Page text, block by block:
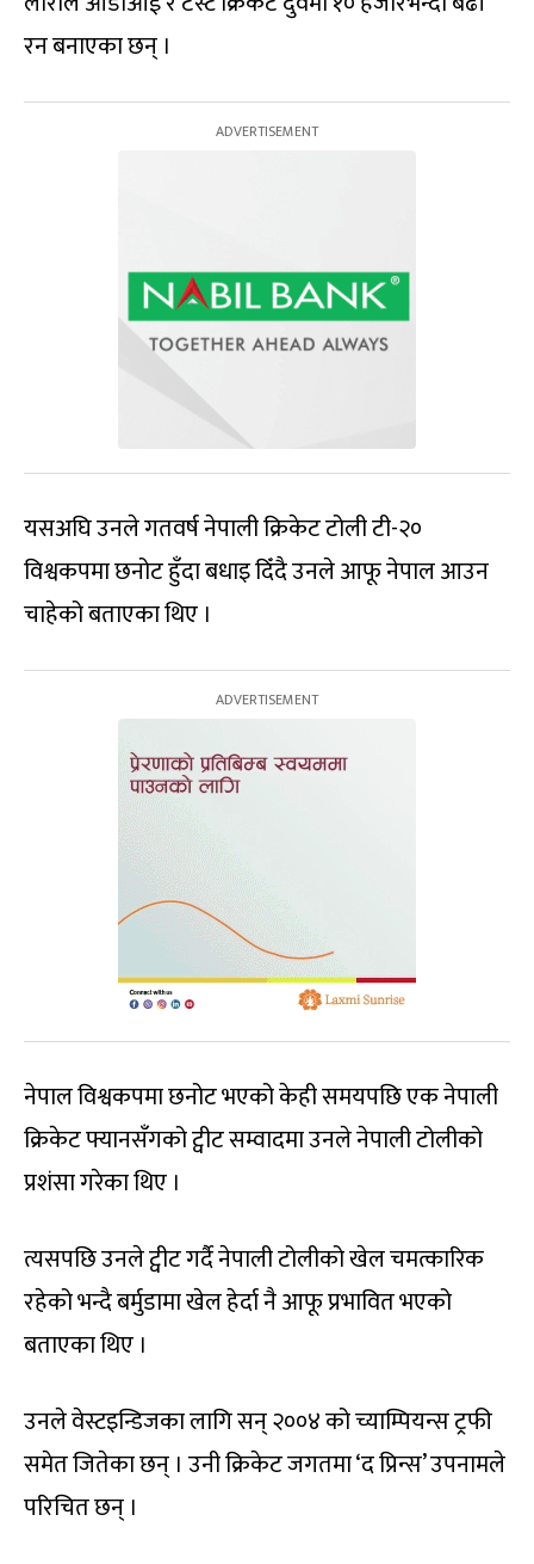
रन बनाएका छन् ।
यसअघि उनले गतवर्ष नेपाली क्रिकेट टोली टी-२०
विश्वकपमा छनोट हुँदा बधाइ दिँदै उनले आफू नेपाल आउन
चाहेको बताएका थिए ।
नेपाल विश्वकपमा छनोट भएको केही समयपछि एक नेपाली
क्रिकेट फ्यानसँगको ट्वीट सम्वादमा उनले नेपाली टोलीको
प्रशंसा गरेका थिए ।
त्यसपछि उनले ट्वीट गर्दै नेपाली टोलीको खेल चमत्कारिक
रहेको भन्दै बर्मुडामा खेल हेर्दा नै आफू प्रभावित भएको
बताएका थिए ।
उनले वेस्टइन्डिजका लागि सन् २००४ को च्याम्पियन्स ट्रफी
समेत जितेका छन् । उनी क्रिकेट जगतमा ‘द प्रिन्स’ उपनामले
परिचित छन् ।